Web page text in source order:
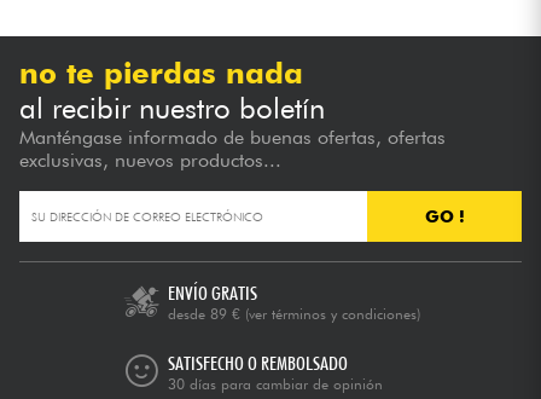
no te pierdas nada
al recibir nuestro boletín
Manténgase informado de buenas ofertas, ofertas
exclusivas, nuevos productos...
GO !
ENVÍO GRATIS
desde 89 € (ver términos y condiciones)
SATISFECHO O REMBOLSADO
30 días para cambiar de opinión